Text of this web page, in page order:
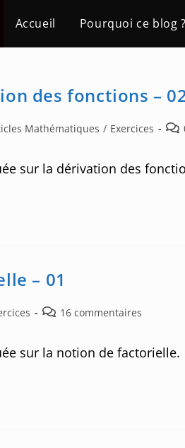
Accueil Pourquoi ce blog ?
des fonctions –
Mathématiques / Exercices
Post
sur la dérivation des
– 01
Post16 commentaires
sur la notion de factorielle.